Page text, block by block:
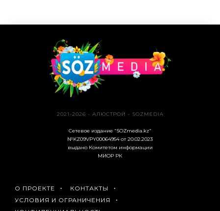
2021-2026 - АЛЮСТРОЙ - SOZMEDIA
Сетевое издание “SOZmedia.kz”
№KZ09VPY00064954 от 20.02.2023
выдано Комитетом информации
МИОР РК
О ПРОЕКТЕ
КОНТАКТЫ
УСЛОВИЯ И ОГРАНИЧЕНИЯ